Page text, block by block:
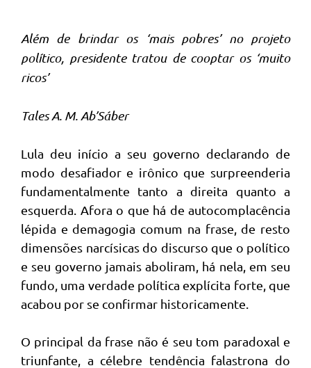
Além de brindar os ‘mais pobres’ no projeto
político, presidente tratou de cooptar os ‘muito
ricos’
Tales A. M. Ab’Sáber
Lula deu início a seu governo declarando de
modo desafiador e irônico que surpreenderia
fundamentalmente tanto a direita quanto a
esquerda. Afora o que há de autocomplacência
lépida e demagogia comum na frase, de resto
dimensões narcísicas do discurso que o político
e seu governo jamais aboliram, há nela, em seu
fundo, uma verdade política explícita forte, que
acabou por se confirmar historicamente.
O principal da frase não é seu tom paradoxal e
triunfante, a célebre tendência falastrona do